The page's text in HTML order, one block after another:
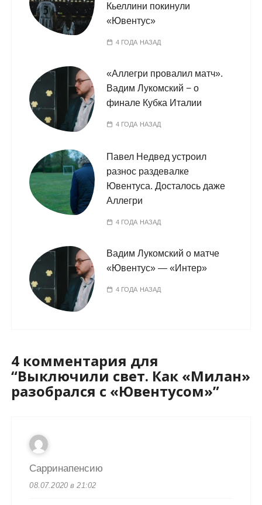
Кьеллини покинули
«Ювентус»
4 ГОДА НАЗАД
«Аллегри провалил матч».
Вадим Лукомский − о
финале Кубка Италии
4 ГОДА НАЗАД
Павел Недвед устроил
разнос раздевалке
Ювентуса. Досталось даже
Аллегри
4 ГОДА НАЗАД
Вадим Лукомский о матче
«Ювентус» — «Интер»
4 ГОДА НАЗАД
4 комментария для
“Выключили свет. Как «Милан»
разобрался с «Ювентусом»”
Сарринапенсию
08.07.2020 в 21:02